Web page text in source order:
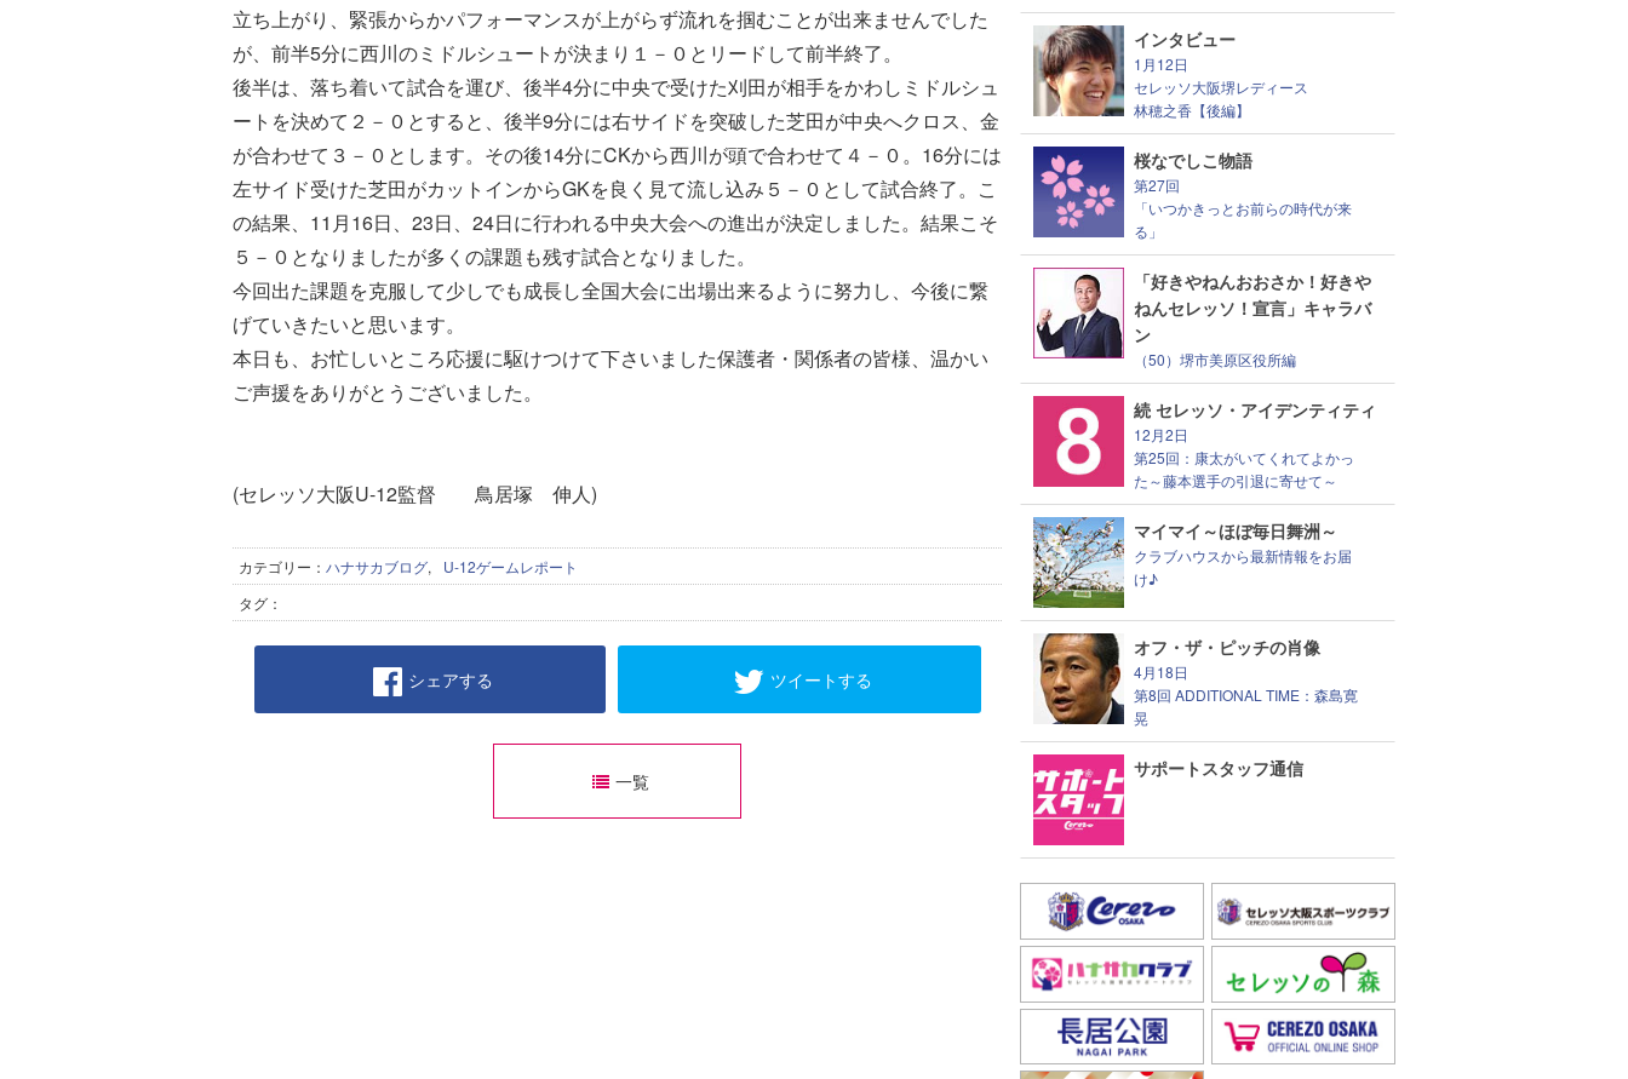
立ち上がり、緊張からかパフォーマンスが上がらず流れを掴むことが出来ませんでした
が、前半5分に西川のミドルシュートが決まり１－０とリードして前半終了。
後半は、落ち着いて試合を運び、後半4分に中央で受けた刈田が相手をかわしミドルシュ
ートを決めて２－０とすると、後半9分には右サイドを突破した芝田が中央へクロス、金
が合わせて３－０とします。その後14分にCKから西川が頭で合わせて４－０。16分には
左サイド受けた芝田がカットインからGKを良く見て流し込み５－０として試合終了。こ
の結果、11月16日、23日、24日に行われる中央大会への進出が決定しました。結果こそ
５－０となりましたが多くの課題も残す試合となりました。
今回出た課題を克服して少しでも成長し全国大会に出場出来るように努力し、今後に繋
げていきたいと思います。
本日も、お忙しいところ応援に駆けつけて下さいました保護者・関係者の皆様、温かい
ご声援をありがとうございました。
(セレッソ大阪U-12監督 鳥居塚 伸人)
カテゴリー： ハナサカブログ,
U-12ゲームレポート
タグ：
シェアする ツイートする
一覧
インタビュー
1月12日
セレッソ大阪堺レディース
林穂之香【後編】
桜なでしこ物語
第27回
「いつかきっとお前らの時代が来
る」
「好きやねんおおさか！好きや
ねんセレッソ！宣言」キャラバ
ン
（50）堺市美原区役所編
続 セレッソ・アイデンティティ
12月2日
第25回：康太がいてくれてよかっ
た～藤本選手の引退に寄せて～
マイマイ～ほぼ毎日舞洲～
クラブハウスから最新情報をお届
け♪
オフ・ザ・ピッチの肖像
4月18日
第8回 ADDITIONAL TIME：森島寛
晃
サポートスタッフ通信